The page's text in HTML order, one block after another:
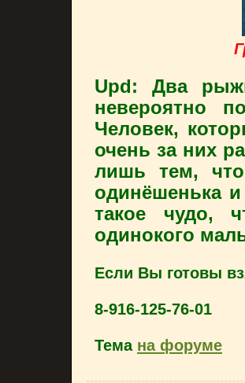
Upd: Два
невероятно
Человек,
очень за них
лишь тем,
одинёшенька
такое чудо,
одинокого
Если Вы готовы
8-916-125-76-01
Тема на форуме